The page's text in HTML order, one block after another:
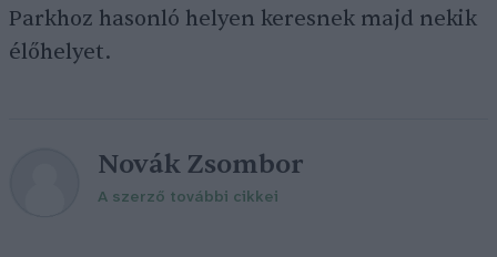
Parkhoz hasonló helyen keresnek majd nekik
élőhelyet.
Novák Zsombor
A szerző további cikkei